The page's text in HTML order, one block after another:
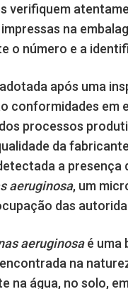
verifiquem
na
o número e a
após uma
conformidades em
processos
da
a presença
aeruginosa, um
das
aeruginosaé uma
na
na água, no solo,